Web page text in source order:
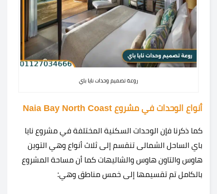
روعة تصميم وحدات نايا باي
أنواع الوحدات في مشروع Naia Bay North Coast
كما ذكرنا فإن الوحدات السكنية المختلفة في مشروع نايا
باي الساحل الشمالى تنقسم إلى ثلاث أنواع وهي التوين
هاوس والتاون هاوس والشاليهات كما أن مساحة المشروع
بالكامل تم تقسيمها إلى خمس مناطق وهي: